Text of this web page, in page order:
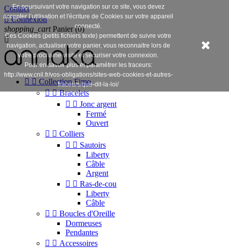
Contact
 Connexion
shopping_cart Panier (0)

  Collection Fimo
  Bracelets
  Jonc argent
Fermé
Ouvert
  Colliers
  Sautoirs
Liberty
Câble
Argent
  Ras-de-cou
Liberty
Câble
  Boucles d'Oreille
Dormeuses
Pendantes
  Accessoires
En poursuivant votre navigation sur ce site, vous devez
accepter l’utilisation et l'écriture de Cookies sur votre appareil
connecté.
Ces Cookies (petits fichiers texte) permettent de suivre votre
navigation, actualiser votre panier, vous reconnaitre lors de
votre prochaine visite et sécuriser votre connexion.
Pour en savoir plus et paramétrer les traceurs:
http://www.cnil.fr/vos-obligations/sites-web-cookies-et-autres-
traceurs/que-dit-la-loi/